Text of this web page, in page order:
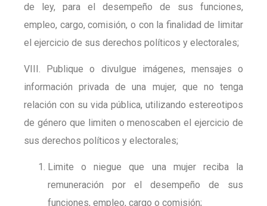
de ley, para el desempeño de sus funciones,
empleo, cargo, comisión, o con la finalidad de limitar
el ejercicio de sus derechos políticos y electorales;
VIII. Publique o divulgue imágenes, mensajes o
información privada de una mujer, que no tenga
relación con su vida pública, utilizando estereotipos
de género que limiten o menoscaben el ejercicio de
sus derechos políticos y electorales;
Limite o niegue que una mujer reciba la
remuneración por el desempeño de sus
funciones, empleo, cargo o comisión;